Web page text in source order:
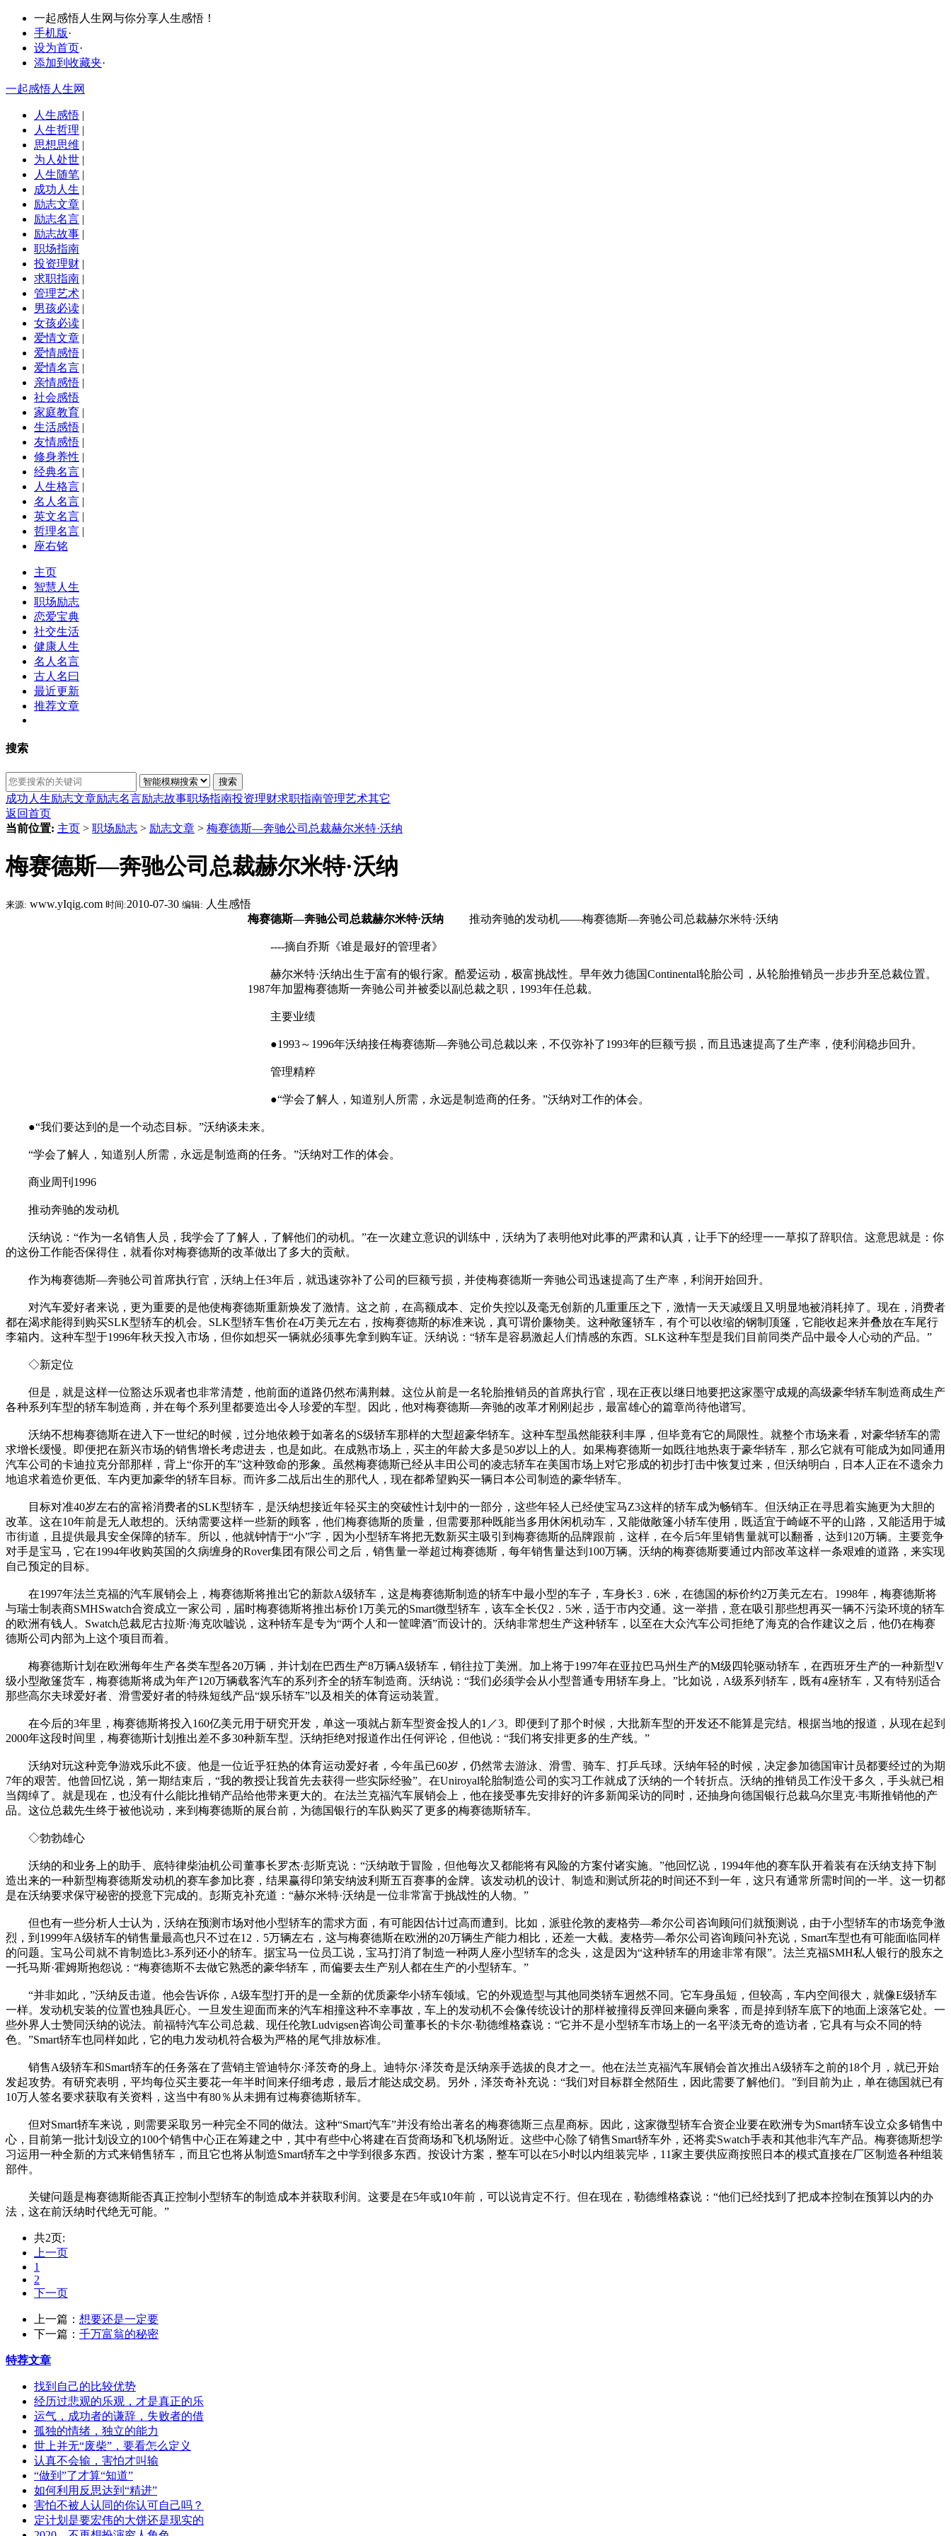
一起感悟人生网与你分享人生感悟！
手机版·
设为首页·
添加到收藏夹·
一起感悟人生网
人生感悟 |
人生哲理 |
思想思维 |
为人处世 |
人生随笔 |
成功人生 |
励志文章 |
励志名言 |
励志故事 |
职场指南
投资理财 |
求职指南 |
管理艺术 |
男孩必读 |
女孩必读 |
爱情文章 |
爱情感悟 |
爱情名言 |
亲情感悟 |
社会感悟
家庭教育 |
生活感悟 |
友情感悟 |
修身养性 |
经典名言 |
人生格言 |
名人名言 |
英文名言 |
哲理名言 |
座右铭
主页
智慧人生
职场励志
恋爱宝典
社交生活
健康人生
名人名言
古人名曰
最近更新
推荐文章
搜索
搜索
成功人生励志文章励志名言励志故事职场指南投资理财求职指南管理艺术其它
返回首页
当前位置: 主页 > 职场励志 > 励志文章 > 梅赛德斯—奔驰公司总裁赫尔米特·沃纳
梅赛德斯—奔驰公司总裁赫尔米特·沃纳
来源: www.yIqig.com 时间:2010-07-30 编辑: 人生感悟
梅赛德斯—奔驰公司总裁赫尔米特·沃纳 推动奔驰的发动机——梅赛德斯—奔驰公司总裁赫尔米特·沃纳
----摘自乔斯《谁是最好的管理者》
赫尔米特·沃纳出生于富有的银行家。酷爱运动，极富挑战性。早年效力德国Continental轮胎公司，从轮胎推销员一步步升至总裁位置。
1987年加盟梅赛德斯一奔驰公司并被委以副总裁之职，1993年任总裁。
主要业绩
●1993～1996年沃纳接任梅赛德斯—奔驰公司总裁以来，不仅弥补了1993年的巨额亏损，而且迅速提高了生产率，使利润稳步回升。
管理精粹
●“学会了解人，知道别人所需，永远是制造商的任务。”沃纳对工作的体会。
●“我们要达到的是一个动态目标。”沃纳谈未来。
“学会了解人，知道别人所需，永远是制造商的任务。”沃纳对工作的体会。
商业周刊1996
推动奔驰的发动机
沃纳说：“作为一名销售人员，我学会了了解人，了解他们的动机。”在一次建立意识的训练中，沃纳为了表明他对此事的严肃和认真，让手下的经理一一草拟了辞职信。这意思就是：你
的这份工作能否保得住，就看你对梅赛德斯的改革做出了多大的贡献。
作为梅赛德斯—奔驰公司首席执行官，沃纳上任3年后，就迅速弥补了公司的巨额亏损，并使梅赛德斯一奔驰公司迅速提高了生产率，利润开始回升。
对汽车爱好者来说，更为重要的是他使梅赛德斯重新焕发了激情。这之前，在高额成本、定价失控以及毫无创新的几重重压之下，激情一天天减缓且又明显地被消耗掉了。现在，消费者
都在渴求能得到购买SLK型轿车的机会。SLK型轿车售价在4万美元左右，按梅赛德斯的标准来说，真可谓价廉物美。这种敞篷轿车，有个可以收缩的钢制顶篷，它能收起来并叠放在车尾行
李箱内。这种车型于1996年秋天投入市场，但你如想买一辆就必须事先拿到购车证。沃纳说：“轿车是容易激起人们情感的东西。SLK这种车型是我们目前同类产品中最令人心动的产品。”
◇新定位
但是，就是这样一位豁达乐观者也非常清楚，他前面的道路仍然布满荆棘。这位从前是一名轮胎推销员的首席执行官，现在正夜以继日地要把这家墨守成规的高级豪华轿车制造商成生产
各种系列车型的轿车制造商，并在每个系列里都要造出令人珍爱的车型。因此，他对梅赛德斯—奔驰的改革才刚刚起步，最富雄心的篇章尚待他谱写。
沃纳不想梅赛德斯在进入下一世纪的时候，过分地依赖于如著名的S级轿车那样的大型超豪华轿车。这种车型虽然能获利丰厚，但毕竟有它的局限性。就整个市场来看，对豪华轿车的需
求增长缓慢。即便把在新兴市场的销售增长考虑进去，也是如此。在成熟市场上，买主的年龄大多是50岁以上的人。如果梅赛德斯一如既往地热衷于豪华轿车，那么它就有可能成为如同通用
汽车公司的卡迪拉克分部那样，背上“你开的车”这种致命的形象。虽然梅赛德斯已经从丰田公司的凌志轿车在美国市场上对它形成的初步打击中恢复过来，但沃纳明白，日本人正在不遗余力
地追求着造价更低、车内更加豪华的轿车目标。而许多二战后出生的那代人，现在都希望购买一辆日本公司制造的豪华轿车。
目标对准40岁左右的富裕消费者的SLK型轿车，是沃纳想接近年轻买主的突破性计划中的一部分，这些年轻人已经使宝马Z3这样的轿车成为畅销车。但沃纳正在寻思着实施更为大胆的
改革。这在10年前是无人敢想的。沃纳需要这样一些新的顾客，他们梅赛德斯的质量，但需要那种既能当多用休闲机动车，又能做敞篷小轿车使用，既适宜于崎岖不平的山路，又能适用于城
市街道，且提供最具安全保障的轿车。所以，他就钟情于“小”字，因为小型轿车将把无数新买主吸引到梅赛德斯的品牌跟前，这样，在今后5年里销售量就可以翻番，达到120万辆。主要竞争
对手是宝马，它在1994年收购英国的久病缠身的Rover集团有限公司之后，销售量一举超过梅赛德斯，每年销售量达到100万辆。沃纳的梅赛德斯要通过内部改革这样一条艰难的道路，来实现
自己预定的目标。
在1997年法兰克福的汽车展销会上，梅赛德斯将推出它的新款A级轿车，这是梅赛德斯制造的轿车中最小型的车子，车身长3．6米，在德国的标价约2万美元左右。1998年，梅赛德斯将
与瑞士制表商SMHSwatch合资成立一家公司，届时梅赛德斯将推出标价1万美元的Smart微型轿车，该车全长仅2．5米，适于市内交通。这一举措，意在吸引那些想再买一辆不污染环境的轿车
的欧洲有钱人。Swatch总裁尼古拉斯·海克吹嘘说，这种轿车是专为“两个人和一筐啤酒”而设计的。沃纳非常想生产这种轿车，以至在大众汽车公司拒绝了海克的合作建议之后，他仍在梅赛
德斯公司内部为上这个项目而着。
梅赛德斯计划在欧洲每年生产各类车型各20万辆，并计划在巴西生产8万辆A级轿车，销往拉丁美洲。加上将于1997年在亚拉巴马州生产的M级四轮驱动轿车，在西班牙生产的一种新型V
级小型敞篷货车，梅赛德斯将成为年产120万辆载客汽车的系列齐全的轿车制造商。沃纳说：“我们必须学会从小型普通专用轿车身上。”比如说，A级系列轿车，既有4座轿车，又有特别适合
那些高尔夫球爱好者、滑雪爱好者的特殊短线产品“娱乐轿车”以及相关的体育运动装置。
在今后的3年里，梅赛德斯将投入160亿美元用于研究开发，单这一项就占新车型资金投人的1／3。即便到了那个时候，大批新车型的开发还不能算是完结。根据当地的报道，从现在起到
2000年这段时间里，梅赛德斯计划推出差不多30种新车型。沃纳拒绝对报道作出任何评论，但他说：“我们将安排更多的生产线。”
沃纳对玩这种竞争游戏乐此不疲。他是一位近乎狂热的体育运动爱好者，今年虽已60岁，仍然常去游泳、滑雪、骑车、打乒乓球。沃纳年轻的时候，决定参加德国审计员都要经过的为期
7年的艰苦。他曾回忆说，第一期结束后，“我的教授让我首先去获得一些实际经验”。在Uniroyal轮胎制造公司的实习工作就成了沃纳的一个转折点。沃纳的推销员工作没干多久，手头就已相
当阔绰了。就是现在，也没有什么能比推销产品给他带来更大的。在法兰克福汽车展销会上，他在接受事先安排好的许多新闻采访的同时，还抽身向德国银行总裁乌尔里克·韦斯推销他的产
品。这位总裁先生终于被他说动，来到梅赛德斯的展台前，为德国银行的车队购买了更多的梅赛德斯轿车。
◇勃勃雄心
沃纳的和业务上的助手、底特律柴油机公司董事长罗杰·彭斯克说：“沃纳敢于冒险，但他每次又都能将有风险的方案付诸实施。”他回忆说，1994年他的赛车队开着装有在沃纳支持下制
造出来的一种新型梅赛德斯发动机的赛车参加比赛，结果赢得印第安纳波利斯五百赛事的金牌。该发动机的设计、制造和测试所花的时间还不到一年，这只有通常所需时间的一半。这一切都
是在沃纳要求保守秘密的授意下完成的。彭斯克补充道：“赫尔米特·沃纳是一位非常富于挑战性的人物。”
但也有一些分析人士认为，沃纳在预测市场对他小型轿车的需求方面，有可能因估计过高而遭到。比如，派驻伦敦的麦格劳—希尔公司咨询顾问们就预测说，由于小型轿车的市场竞争激
烈，到1999年A级轿车的销售量最高也只不过在12．5万辆左右，这与梅赛德斯在欧洲的20万辆生产能力相比，还差一大截。麦格劳—希尔公司咨询顾问补充说，Smart车型也有可能面临同样
的问题。宝马公司就不肯制造比3-系列还小的轿车。据宝马一位员工说，宝马打消了制造一种两人座小型轿车的念头，这是因为“这种轿车的用途非常有限”。法兰克福SMH私人银行的股东之
一托马斯·霍姆斯抱怨说：“梅赛德斯不去做它熟悉的豪华轿车，而偏要去生产别人都在生产的小型轿车。”
“并非如此，”沃纳反击道。他会告诉你，A级车型打开的是一全新的优质豪华小轿车领域。它的外观造型与其他同类轿车迥然不同。它车身虽短，但较高，车内空间很大，就像E级轿车
一样。发动机安装的位置也独具匠心。一旦发生迎面而来的汽车相撞这种不幸事故，车上的发动机不会像传统设计的那样被撞得反弹回来砸向乘客，而是掉到轿车底下的地面上滚落它处。一
些外界人士赞同沃纳的说法。前福特汽车公司总裁、现任伦敦Ludvigsen咨询公司董事长的卡尔·勒德维格森说：“它并不是小型轿车市场上的一名平淡无奇的造访者，它具有与众不同的特
色。”Smart轿车也同样如此，它的电力发动机符合极为严格的尾气排放标准。
销售A级轿车和Smart轿车的任务落在了营销主管迪特尔·泽茨奇的身上。迪特尔·泽茨奇是沃纳亲手选拔的良才之一。他在法兰克福汽车展销会首次推出A级轿车之前的18个月，就已开始
发起攻势。有研究表明，平均每位买主要花一年半时间来仔细考虑，最后才能达成交易。另外，泽茨奇补充说：“我们对目标群全然陌生，因此需要了解他们。”到目前为止，单在德国就已有
10万人签名要求获取有关资料，这当中有80％从未拥有过梅赛德斯轿车。
但对Smart轿车来说，则需要采取另一种完全不同的做法。这种“Smart汽车”并没有给出著名的梅赛德斯三点星商标。因此，这家微型轿车合资企业要在欧洲专为Smart轿车设立众多销售中
心，目前第一批计划设立的100个销售中心正在筹建之中，其中有些中心将建在百货商场和飞机场附近。这些中心除了销售Smart轿车外，还将卖Swatch手表和其他非汽车产品。梅赛德斯想学
习运用一种全新的方式来销售轿车，而且它也将从制造Smart轿车之中学到很多东西。按设计方案，整车可以在5小时以内组装完毕，11家主要供应商按照日本的模式直接在厂区制造各种组装
部件。
关键问题是梅赛德斯能否真正控制小型轿车的制造成本并获取利润。这要是在5年或10年前，可以说肯定不行。但在现在，勒德维格森说：“他们已经找到了把成本控制在预算以内的办
法，这在前沃纳时代绝无可能。”
共2页:
上一页
1
2
下一页
上一篇： 想要还是一定要
下一篇： 千万富翁的秘密
特荐文章
找到自己的比较优势
经历过悲观的乐观，才是真正的乐
运气，成功者的谦辞，失败者的借
孤独的情绪，独立的能力
世上并无“废柴”，要看怎么定义
认真不会输，害怕才叫输
“做到”了才算“知道”
如何利用反思达到“精进”
害怕不被人认同的你认可自己吗？
定计划是要宏伟的大饼还是现实的